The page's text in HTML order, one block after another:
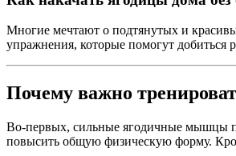
Многие мечтают о подтянутых и
упражнения, которые помогут добиться
Почему важно
Во-первых, сильные ягодичные мышцы
повысить общую физическую форму.